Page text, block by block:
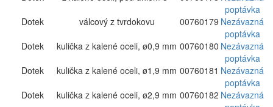
poptávka
Dotek
válcový z tvrdokovu 00760179 Nezávazná
poptávka
Dotek
kulička z kalené oceli, ø0,9 mm 00760180 Nezávazná
poptávka
Dotek
kulička z kalené oceli, ø1,9 mm 00760181 Nezávazná
poptávka
Dotek
kulička z kalené oceli, ø2,9 mm 00760182 Nezávazná